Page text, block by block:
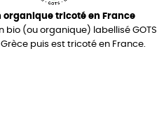
organique tricoté en France
bio (ou organique) labellisé GOTS
puis est tricoté en France.